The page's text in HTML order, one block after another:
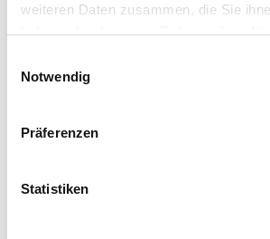
weiteren Daten zusammen, die Sie
haben oder die sie im Rahmen Ihrer
Notwendig
Präferenzen
Statistiken
Umrechnungsfaktoren